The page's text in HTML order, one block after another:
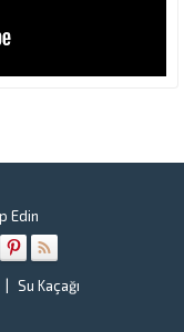
Edin
Su Kaçağı